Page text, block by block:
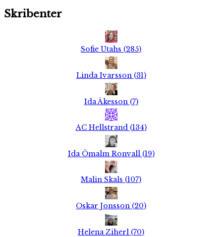
Skribenter
Sofie Utahs (285)
Linda Ivarsson (31)
Ida Åkesson (7)
AC Hellstrand (134)
Ida Ömalm Ronvall (19)
Malin Skals (107)
Oskar Jonsson (20)
Helena Ziherl (70)